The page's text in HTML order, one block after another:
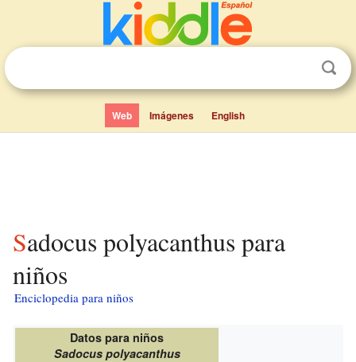
Web Imágenes English
Sadocus polyacanthus para
niños
Enciclopedia para niños
Datos para niños
Sadocus polyacanthus